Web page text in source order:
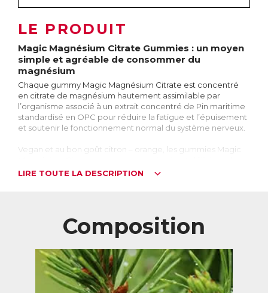
LE PRODUIT
Magic Magnésium Citrate Gummies : un moyen
simple et agréable de consommer du
magnésium
Chaque gummy Magic Magnésium Citrate est concentré
en citrate de magnésium hautement assimilable par
l’organisme associé à un extrait concentré de Pin maritime
standardisé en OPC pour réduire la fatigue et l’épuisement
et soutenir le fonctionnement normal du système nerveux.
Vegan et au bon goût citron – orange, les gummies Magic
supplémenter en magnésium.
→ les personnes stressées, fatiguées, voire épuisées
→ les sportifs, à la perte de magnésium accrue
→ les personnes qui ont des apports alimentaires
insuffisants en magnésium
→ les enfants à partir de 4 ans, qui ont besoin d’un apport
supplémentaire en magnésium
LIRE TOUTE LA DESCRIPTION
Composition